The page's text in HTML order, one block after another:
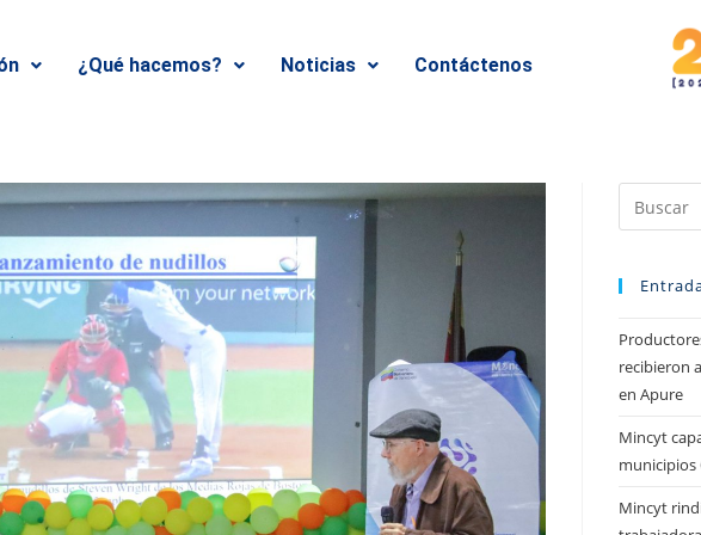
¿Qué hacemos? Noticias Contáctenos
recibieron
en Apure
Mincyt
municipios
Mincyt